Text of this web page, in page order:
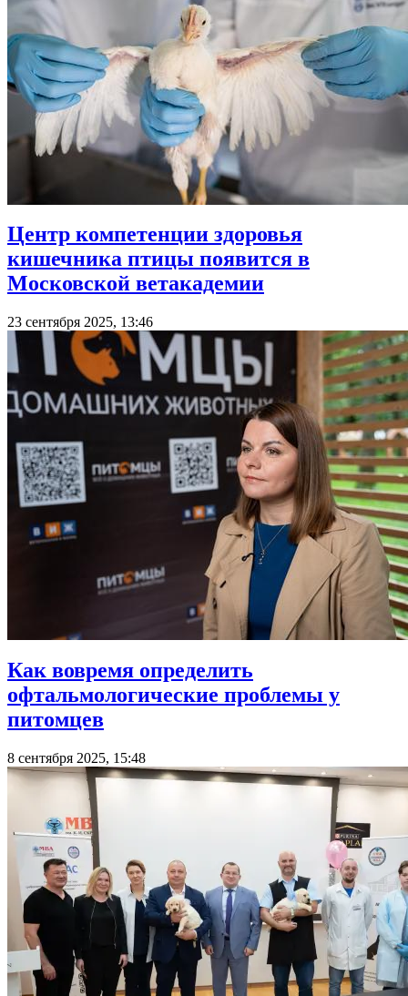
Центр компетенции здоровья
кишечника птицы появится в
Московской ветакадемии
23 сентября 2025, 13:46
Как вовремя определить
офтальмологические проблемы у
питомцев
8 сентября 2025, 15:48